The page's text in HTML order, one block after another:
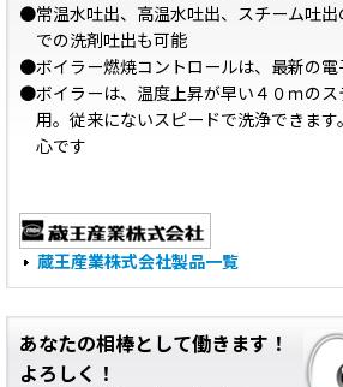
●常温水吐出、高温水吐出、スチーム吐
での洗剤吐出も可能
●ボイラー燃焼コントロールは、最新の電
●ボイラーは、温度上昇が早い４０ｍのス
用。従来にないスピードで洗浄できま
心です
蔵王産業株式会社製品一覧
あなたの相棒として働きます！
よろしく！